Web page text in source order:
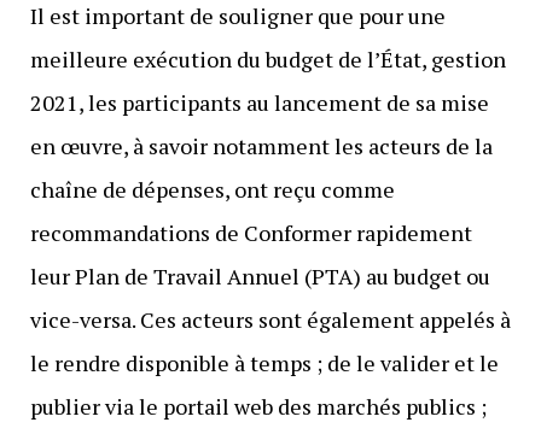
Il est important de souligner que pour une
meilleure exécution du budget de l’État, gestion
2021, les participants au lancement de sa mise
en œuvre, à savoir notamment les acteurs de la
chaîne de dépenses, ont reçu comme
recommandations de Conformer rapidement
leur Plan de Travail Annuel (PTA) au budget ou
vice-versa. Ces acteurs sont également appelés à
le rendre disponible à temps ; de le valider et le
publier via le portail web des marchés publics ;